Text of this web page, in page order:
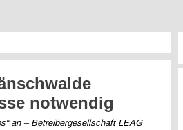
notwendig
an – Betreibergesellschaft LEAG